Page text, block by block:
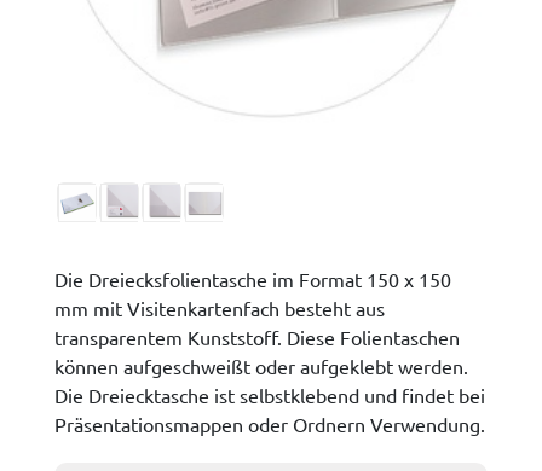
Die Dreiecksfolientasche im Format 150 x 150
mm mit Visitenkartenfach besteht aus
transparentem Kunststoff. Diese Folientaschen
können aufgeschweißt oder aufgeklebt werden.
Die Dreiecktasche ist selbstklebend und findet bei
Präsentationsmappen oder Ordnern Verwendung.